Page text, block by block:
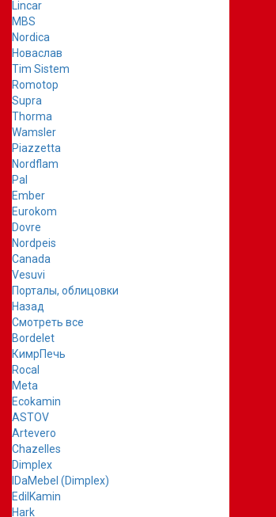
Lincar
MBS
Nordica
Новаслав
Tim Sistem
Romotop
Supra
Thorma
Wamsler
Piazzetta
Nordflam
Pal
Ember
Eurokom
Dovre
Nordpeis
Canada
Vesuvi
Порталы, облицовки
Назад
Смотреть все
Bordelet
КимрПечь
Rocal
Meta
Ecokamin
ASTOV
Artevero
Chazelles
Dimplex
IDaMebel (Dimplex)
EdilKamin
Hark